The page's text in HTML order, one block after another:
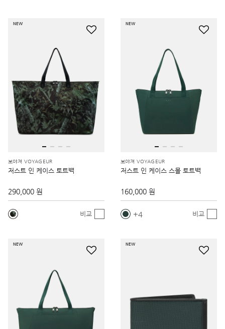
NEW
보야져 VOYAGEUR
저스트 인 케이스 토트백
290,000 원
비교
NEW
보야져 VOYAGEUR
저스트 인 케이스 스몰 토트백
160,000 원
4 비교
NEW NEW